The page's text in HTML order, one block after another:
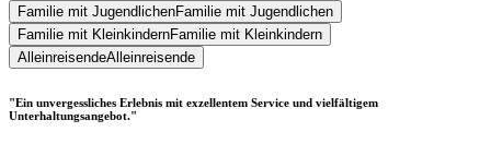
Familie mit JugendlichenFamilie mit Jugendlichen
Familie mit KleinkindernFamilie mit Kleinkindern
AlleinreisendeAlleinreisende
"Ein unvergessliches Erlebnis mit exzellentem Service und vielfältigem
Unterhaltungsangebot."